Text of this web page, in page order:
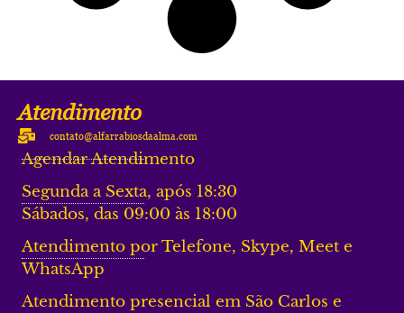
Atendimento
contato@alfarrabiosdaalma.com
Agendar Atendimento
Segunda a Sexta, após 18:30
Sábados, das 09:00 às 18:00
Atendimento por Telefone, Skype, Meet e
WhatsApp
Atendimento presencial em São Carlos e